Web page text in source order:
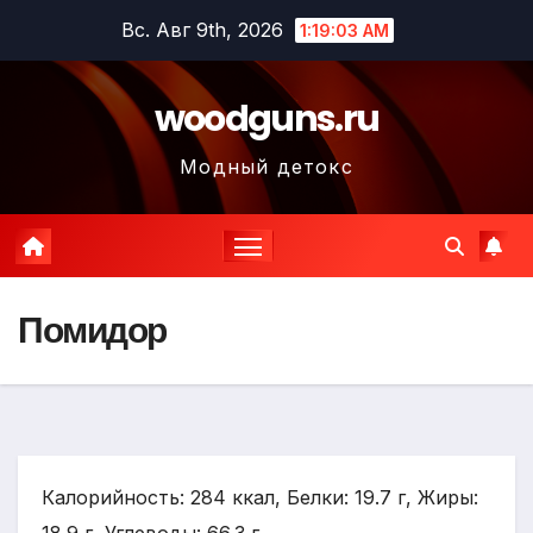
содержимому
Вс. Авг 9th, 2026 1:19:04 AM
woodguns.ru
Модный детокс
Помидор
Калорийность: 284 ккал, Белки: 19.7 г, Жиры: